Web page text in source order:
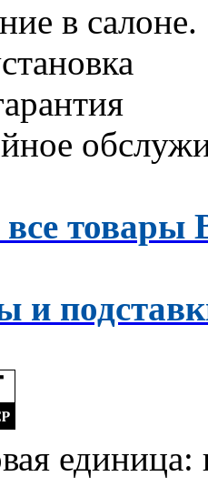
в салоне.
товары
единица: